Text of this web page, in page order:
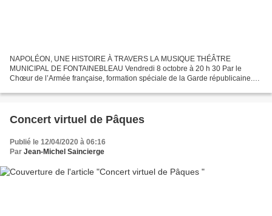
NAPOLÉON, UNE HISTOIRE À TRAVERS LA MUSIQUE THÉÂTRE
MUNICIPAL DE FONTAINEBLEAU Vendredi 8 octobre à 20 h 30 Par le
Chœur de l’Armée française, formation spéciale de la Garde républicaine.
Concert virtuel de Pâques
Publié le 12/04/2020 à 06:16
Par Jean-Michel Saincierge